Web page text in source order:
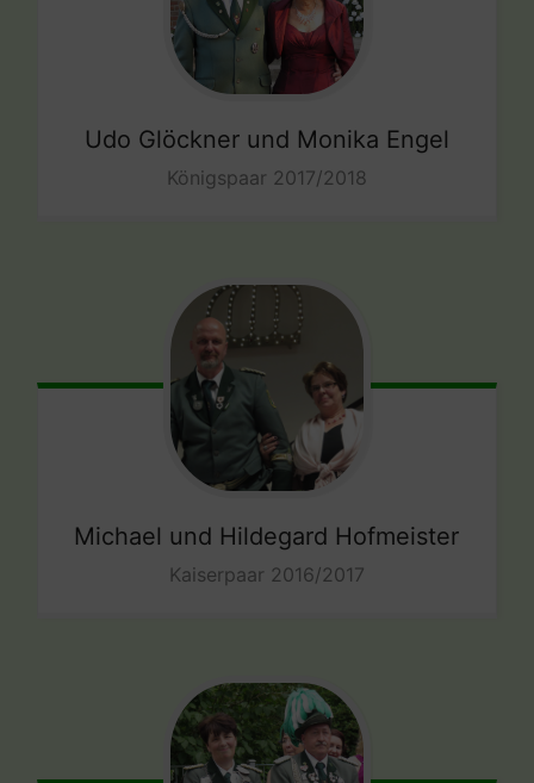
Udo Glöckner und Monika Engel
Königspaar 2017/2018
Michael und Hildegard Hofmeister
Kaiserpaar 2016/2017